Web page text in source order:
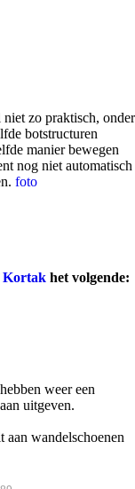
zo praktisch, onder
botstructuren
manier bewegen
nog niet automatisch
foto
Kortak het volgende:
weer een
uitgeven.
aan wandelschoenen